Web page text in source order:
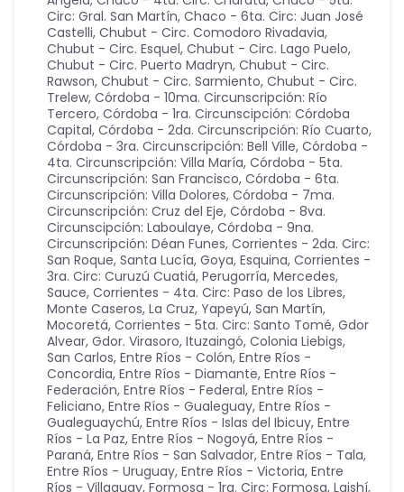
Circ: Gral. San Martín, Chaco - 6ta. Circ: Juan José
Castelli, Chubut - Circ. Comodoro Rivadavia,
Chubut - Circ. Esquel, Chubut - Circ. Lago Puelo,
Chubut - Circ. Puerto Madryn, Chubut - Circ.
Rawson, Chubut - Circ. Sarmiento, Chubut - Circ.
Trelew, Córdoba - 10ma. Circunscripción: Río
Tercero, Córdoba - 1ra. Circunscipción: Córdoba
Capital, Córdoba - 2da. Circunscripción: Río Cuarto,
Córdoba - 3ra. Circunscripción: Bell Ville, Córdoba -
4ta. Circunscripción: Villa María, Córdoba - 5ta.
Circunscripción: San Francisco, Córdoba - 6ta.
Circunscripción: Villa Dolores, Córdoba - 7ma.
Circunscripción: Cruz del Eje, Córdoba - 8va.
Circunscipción: Laboulaye, Córdoba - 9na.
Circunscripción: Déan Funes, Corrientes - 2da. Circ:
San Roque, Santa Lucía, Goya, Esquina, Corrientes -
3ra. Circ: Curuzú Cuatiá, Perugorría, Mercedes,
Sauce, Corrientes - 4ta. Circ: Paso de los Libres,
Monte Caseros, La Cruz, Yapeyú, San Martín,
Mocoretá, Corrientes - 5ta. Circ: Santo Tomé, Gdor
Alvear, Gdor. Virasoro, Ituzaingó, Colonia Liebigs,
San Carlos, Entre Ríos - Colón, Entre Ríos -
Concordia, Entre Ríos - Diamante, Entre Ríos -
Federación, Entre Ríos - Federal, Entre Ríos -
Feliciano, Entre Ríos - Gualeguay, Entre Ríos -
Gualeguaychú, Entre Ríos - Islas del Ibicuy, Entre
Ríos - La Paz, Entre Ríos - Nogoyá, Entre Ríos -
Paraná, Entre Ríos - San Salvador, Entre Ríos - Tala,
Entre Ríos - Uruguay, Entre Ríos - Victoria, Entre
Ríos - Villaguay, Formosa - 1ra. Circ: Formosa, Laishí,